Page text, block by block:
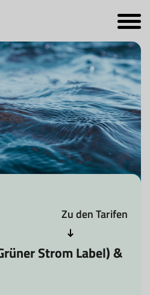
Zu den Tarifen
Strom Label) &